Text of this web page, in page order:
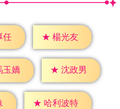
任 ★ 楊光友
玉嬌 ★ 沈政男
★ 哈利波特